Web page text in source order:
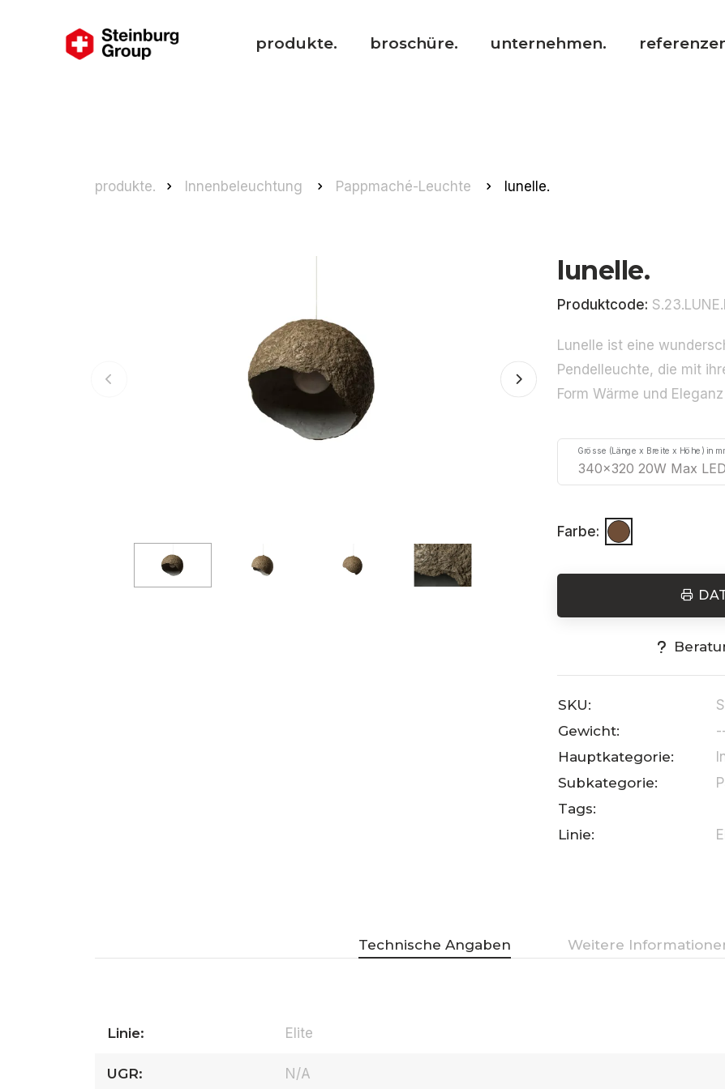
produkte. broschüre. unternehmen.
produkte. Innenbeleuchtung Pappmaché-Leuchte lunelle.
lunelle.
Produktcode:
Lunelle ist eine
Pendelleuchte, die mit
Form Wärme und
Grösse (Länge x Breite x Höhe) in
Farbe:
SKU:
Gewicht:
Hauptkategorie:
Subkategorie:
Tags:
Linie:
Technische Angaben Weitere
Linie: Elite
UGR: N/A